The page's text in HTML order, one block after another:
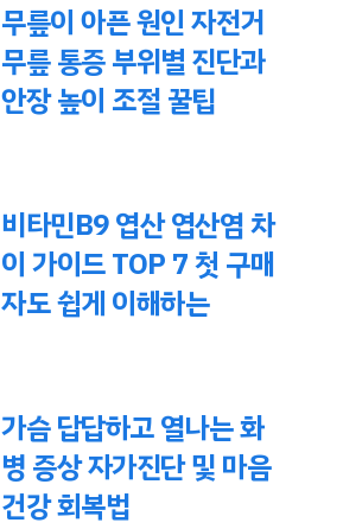
무릎이 아픈 원인 자전거
무릎 통증 부위별 진단과
안장 높이 조절 꿀팁
비타민B9 엽산 엽산염 차
이 가이드 TOP 7 첫 구매
자도 쉽게 이해하는
가슴 답답하고 열나는 화
병 증상 자가진단 및 마음
건강 회복법